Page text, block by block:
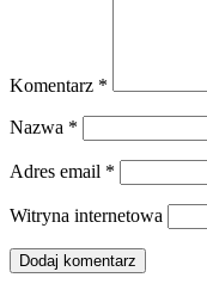
Komentarz *
Nazwa *
Adres email *
Witryna internetowa